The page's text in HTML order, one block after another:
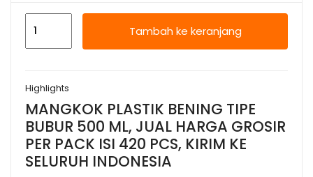
TIPE
BUBUR
500
ML,
JUAL
Tambah ke keranjang
Highlights
MANGKOK PLASTIK BENING TIPE
BUBUR 500 ML, JUAL HARGA GROSIR
PER PACK ISI 420 PCS, KIRIM KE
SELURUH INDONESIA